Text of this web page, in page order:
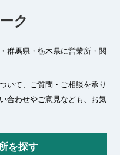
ク
群馬県・栃木県に営業所・関
いて、ご質問・ご相談を承り
合わせやご意見なども、お気
を探す